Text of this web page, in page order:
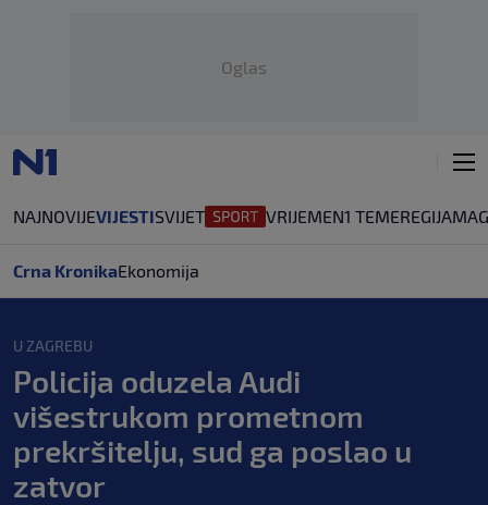
Oglas
NAJNOVIJEVIJESTISVIJET VRIJEMEN1 TEMEREGIJA
Crna KronikaEkonomija
U ZAGREBU
Policija oduzela Audi
višestrukom prometnom
prekršitelju, sud ga poslao u
zatvor